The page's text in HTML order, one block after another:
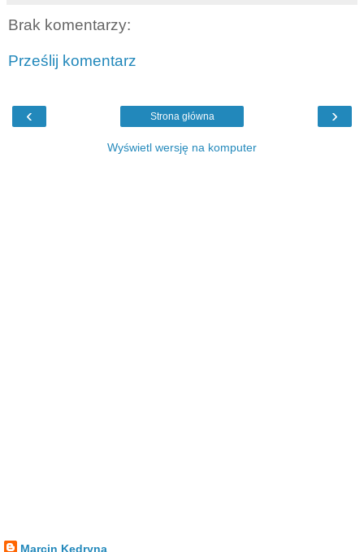
Brak komentarzy:
Prześlij komentarz
‹ ›
Strona główna
Wyświetl wersję na komputer
Marcin Kędryna